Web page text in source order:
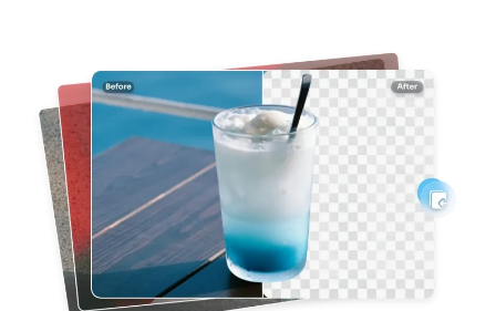
Generatore di immagini con stile AI
Strumenti per ritratti
Cambio acconciatura
Cambio vestiti